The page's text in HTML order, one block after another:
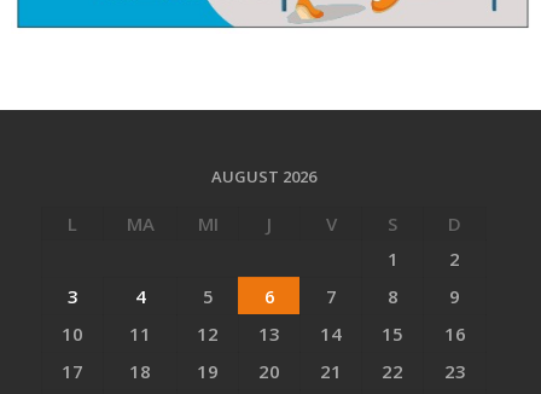
AUGUST 2026
L MA MI J V S
D
1
2
3
4 5 6 7 8
9
10
11 12 13 14 15
16
17
18 19 20 21 22
23